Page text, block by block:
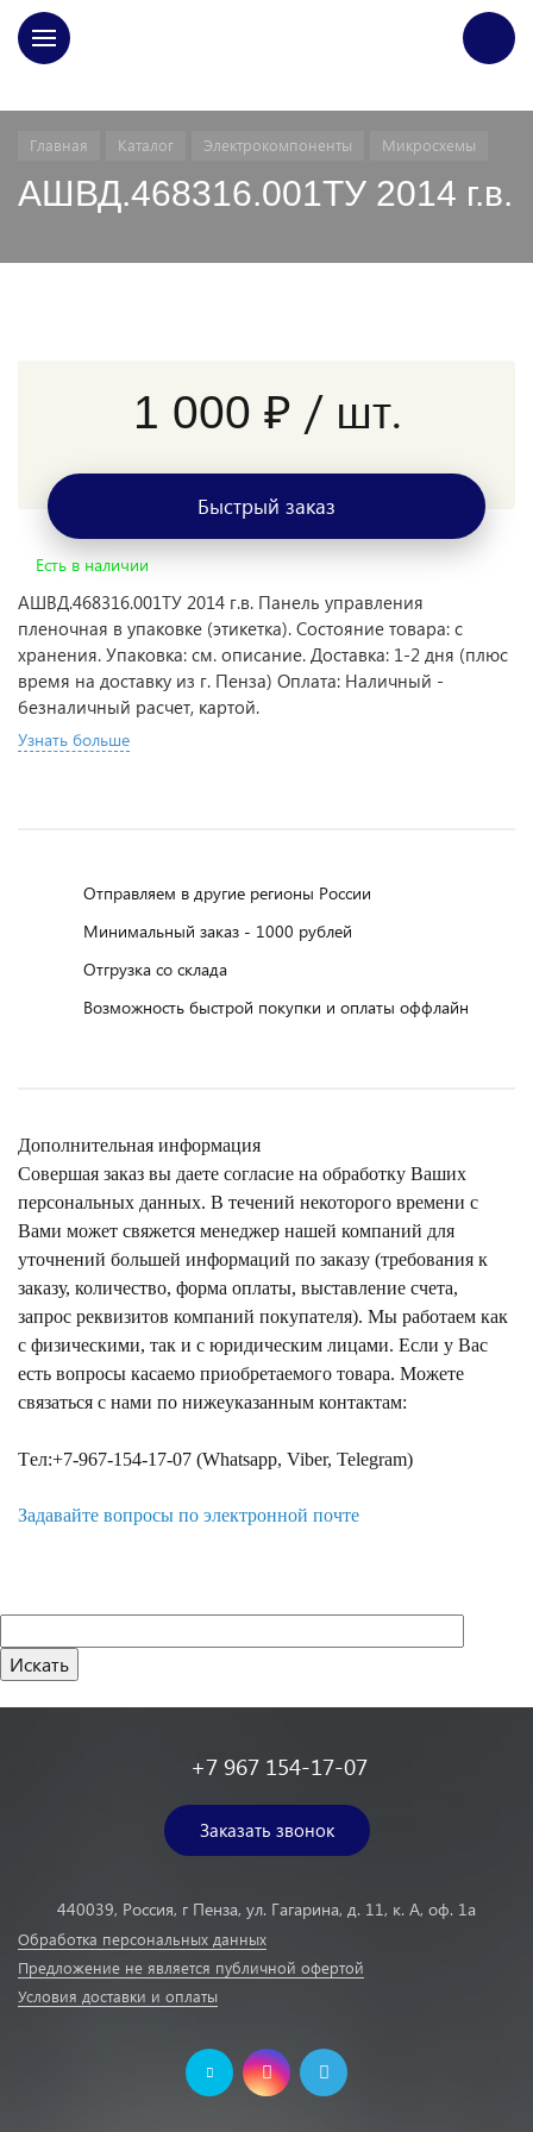
Главная Каталог Электрокомпоненты Микросхемы
АШВД.468316.001ТУ 2014 г.в.
Есть в наличии
АШВД.468316.001ТУ 2014 г.в. Панель управления
пленочная в упаковке (этикетка). Состояние товара: с
хранения. Упаковка: см. описание. Доставка: 1-2 дня (плюс
время на доставку из г. Пенза) Оплата: Наличный -
безналичный расчет, картой.
Узнать больше
1 000 ₽ / шт.
Быстрый заказ
Отправляем в другие регионы России
Минимальный заказ - 1000 рублей
Отгрузка со склада
Возможность быстрой покупки и оплаты оффлайн
Дополнительная информация
Совершая заказ вы даете согласие на обработку Ваших
персональных данных. В течений некоторого времени с
Вами может свяжется менеджер нашей компаний для
уточнений большей информаций по заказу (требования к
заказу, количество, форма оплаты, выставление счета,
запрос реквизитов компаний покупателя). Мы работаем как
с физическими, так и с юридическим лицами. Если у Вас
есть вопросы касаемо приобретаемого товара. Можете
связаться с нами по нижеуказанным контактам:
Tел:+7-967-154-17-07 (Whatsapp, Viber, Telegram)
Задавайте вопросы по электронной почте
+7 967 154-17-07
Заказать звонок
440039, Россия, г Пенза, ул. Гагарина, д. 11, к. А, оф. 1а
Обработка персональных данных
Предложение не является публичной офертой
Условия доставки и оплаты